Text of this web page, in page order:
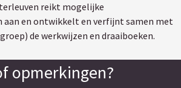
reikt mogelijke
en ontwikkelt en verfijnt samen met
de werkwijzen en draaiboeken.
opmerkingen?